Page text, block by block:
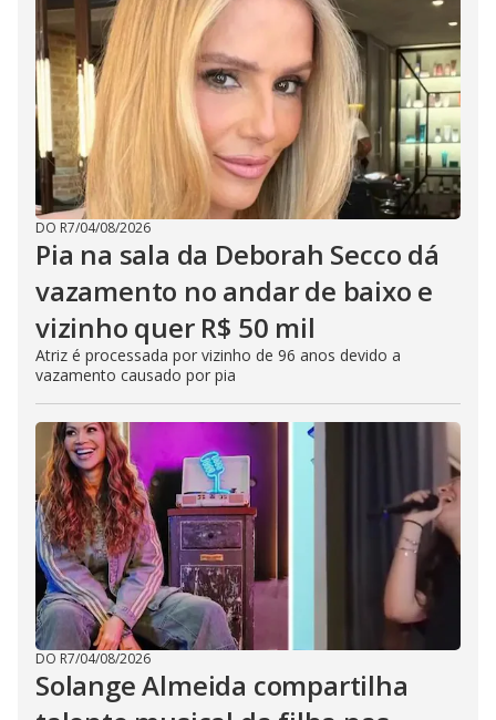
DO R7/04/08/2026
Pia na sala da Deborah Secco dá
vazamento no andar de baixo e
vizinho quer R$ 50 mil
Atriz é processada por vizinho de 96 anos devido a
vazamento causado por pia
DO R7/04/08/2026
Solange Almeida compartilha